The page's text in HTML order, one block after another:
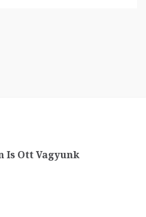
Is Ott Vagyunk